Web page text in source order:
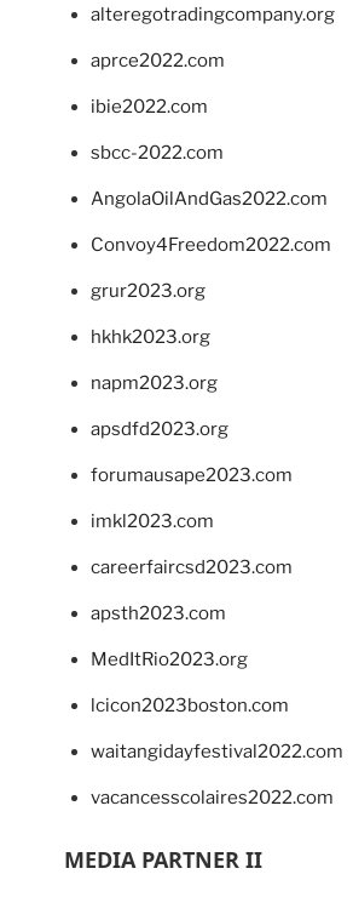
alteregotradingcompany.org
aprce2022.com
ibie2022.com
sbcc-2022.com
AngolaOilAndGas2022.com
Convoy4Freedom2022.com
grur2023.org
hkhk2023.org
napm2023.org
apsdfd2023.org
forumausape2023.com
imkl2023.com
careerfaircsd2023.com
apsth2023.com
MedItRio2023.org
lcicon2023boston.com
waitangidayfestival2022.com
vacancesscolaires2022.com
MEDIA PARTNER II